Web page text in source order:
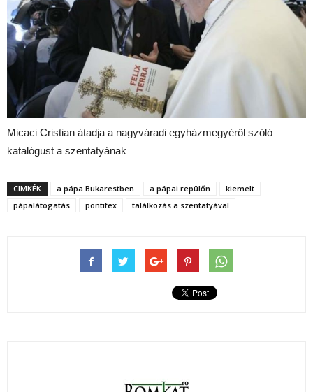
Micaci Cristian átadja a nagyváradi egyházmegyéről szóló
katalógust a szentatyának
CIMKÉK a pápa Bukarestben a pápai repülőn
kiemelt
pápalátogatás
pontifex találkozás a szentatyával